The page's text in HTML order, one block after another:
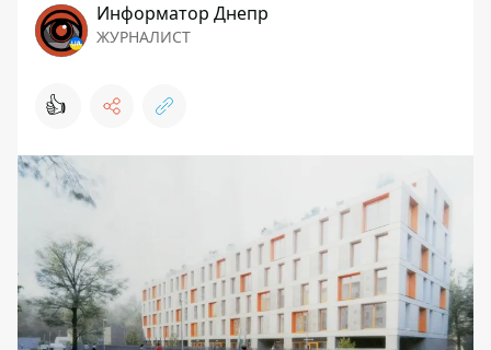
Информатор Днепр
ЖУРНАЛИСТ
👍